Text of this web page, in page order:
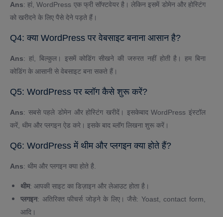
Ans: हां, WordPress एक फ्री सॉफ्टवेयर है। लेकिन इसमें डोमेन और होस्टिंग
को खरीदने के लिए पैसे देने पड़ते हैं।
Q4: क्या WordPress पर वेबसाइट बनाना आसान है?
Ans: हां, बिल्कुल। इसमें कोडिंग सीखने की जरुरत नहीं होती है। हम बिना
कोडिंग के आसानी से वेबसाइट बना सकते हैं।
Q5: WordPress पर ब्लॉग कैसे शुरू करें?
Ans: सबसे पहले डोमेन और होस्टिंग खरीदें। इसकेबाद WordPress इंस्टॉल
करें, थीम और प्लगइन ऐड करे। इसके बाद ब्लॉग लिखना शुरू करें।
Q6: WordPress में थीम और प्लगइन क्या होते हैं?
Ans: थीम और प्लगइन क्या होते है.
थीम: आपकी साइट का डिज़ाइन और लेआउट होता है।
प्लगइन: अतिरिक्त फीचर्स जोड़ने के लिए। जैसे: Yoast, contact form,
आदि।